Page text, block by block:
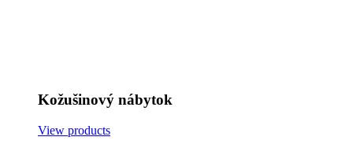
Kožušinový nábytok
View products